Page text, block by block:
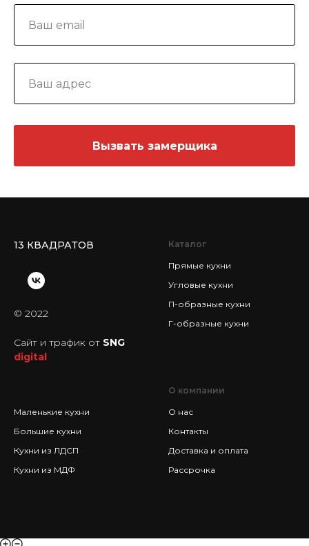
Вызвать замерщика
13 КВАДРАТОВ
© 2022
Сайт и трафик от SNG
digital
Каталог
Прямые кухни
Угловые кухни
П-образные кухни
Г-образные кухни
Маленькие кухни
Большие кухни
Кухни из ЛДСП
Кухни из МДФ
О компании
О нас
Контакты
Доставка и оплата
Рассрочка